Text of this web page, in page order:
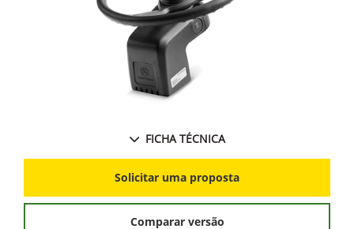
FICHA TÉCNICA
Solicitar uma proposta
Comparar versão